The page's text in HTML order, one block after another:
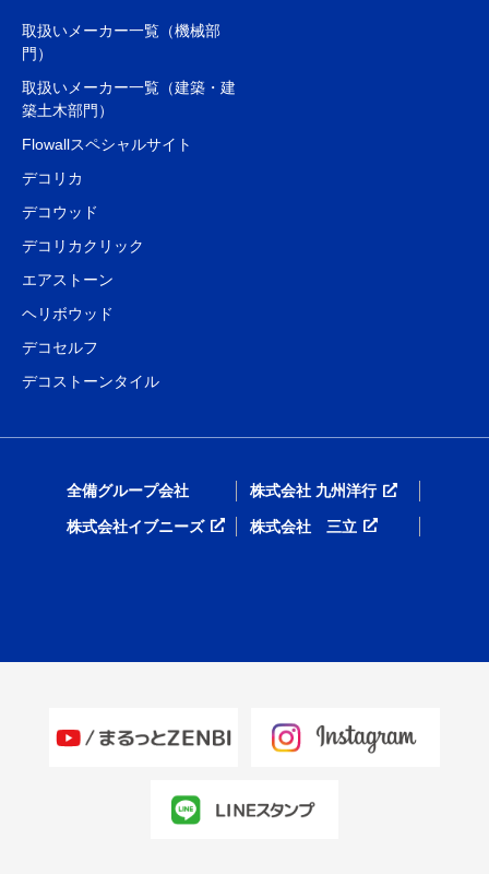
取扱いメーカー一覧（機械部
門）
取扱いメーカー一覧（建築・建
築土木部門）
Flowallスペシャルサイト
デコリカ
デコウッド
デコリカクリック
エアストーン
ヘリボウッド
デコセルフ
デコストーンタイル
全備グループ会社 株式会社 九州洋行
株式会社イブニーズ 株式会社 三立